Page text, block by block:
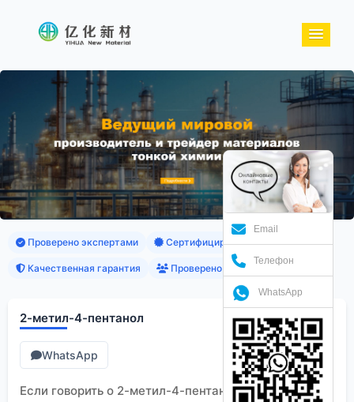
Проверено экспертами Сертифицированные продукты
Качественная гарантия Проверено клиентами
2-метил-4-пентанол
WhatsApp
Если говорить о 2-метил-4-пентаноле, многие
Email
Телефон
WhatsApp